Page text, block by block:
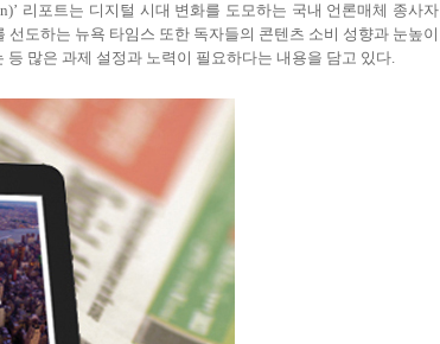
리포트는 디지털 시대 변화를 도모하는 국내 언론매체 종사자
도하는 뉴욕 타임스 또한 독자들의 콘텐츠 소비 성향과 눈높이
많은 과제 설정과 노력이 필요하다는 내용을 담고 있다.